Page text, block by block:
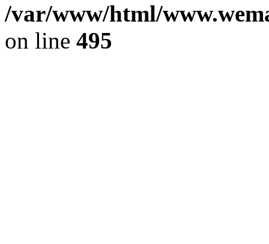
/var/www/html/
on line 495